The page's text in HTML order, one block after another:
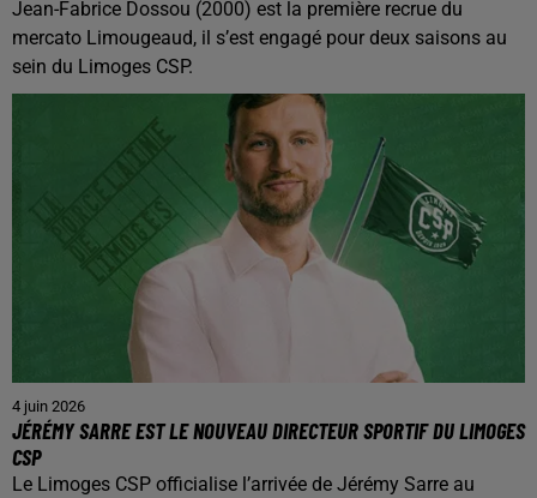
Jean-Fabrice Dossou (2000) est la première recrue du
mercato Limougeaud, il s’est engagé pour deux saisons au
sein du Limoges CSP.
4 juin 2026
JÉRÉMY SARRE EST LE NOUVEAU DIRECTEUR SPORTIF DU LIMOGES
CSP
Le Limoges CSP officialise l’arrivée de Jérémy Sarre au